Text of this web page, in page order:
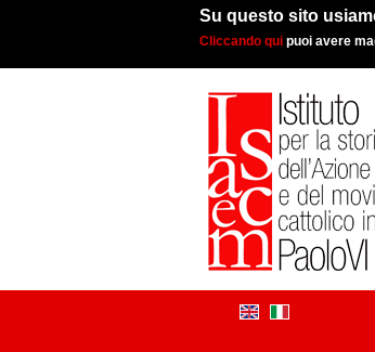
Su questo sito
Cliccando qui puoi avere